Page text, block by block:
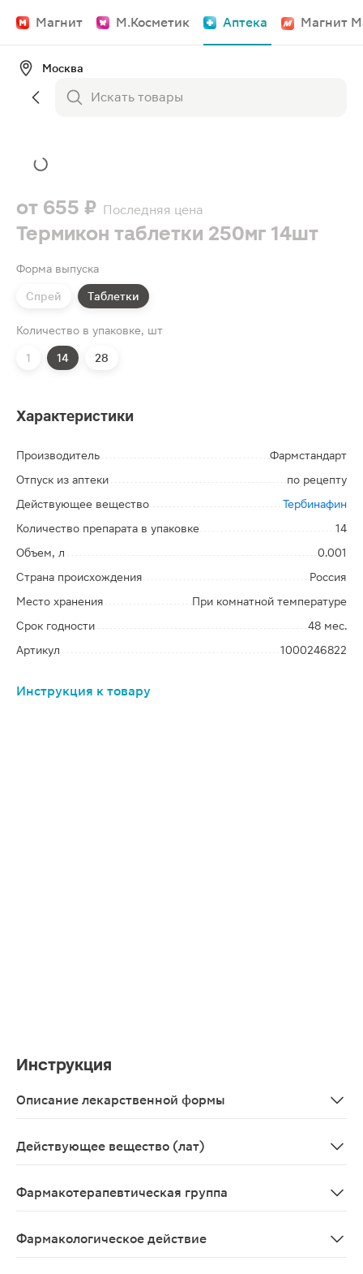
Магнит М.Косметик Аптека Магнит
Москва
от 655 ₽ Последняя цена
Термикон таблетки 250мг 14шт
Форма выпуска
Спрей Таблетки
Количество в упаковке, шт
1 14 28
Характеристики
Производитель
Фармстандарт
Отпуск из аптеки
по рецепту
Действующее вещество
Тербинафин
Количество препарата в упаковке
14
Объем, л
0.001
Страна происхождения
Россия
Место хранения
При комнатной температуре
Срок годности
48 мес.
Артикул
1000246822
Инструкция к товару
Инструкция
Описание лекарственной формы
Действующее вещество (лат)
Фармакотерапевтическая группа
Фармакологическое действие